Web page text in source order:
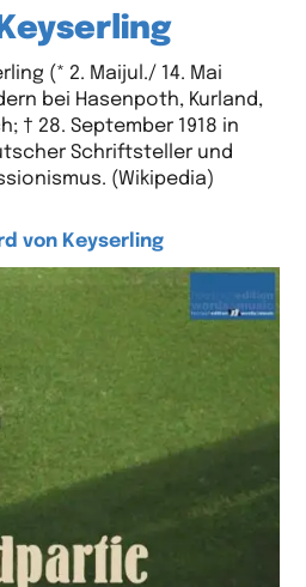
(* 2. Maijul./ 14. Mai
bei Hasenpoth, Kurland,
† 28. September 1918 in
Schriftsteller und
(Wikipedia)
von Keyserling